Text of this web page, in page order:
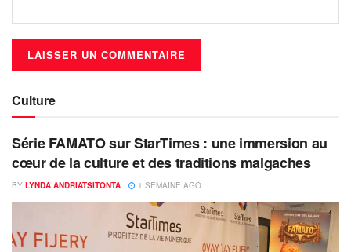
Culture
Série FAMATO sur StarTimes : une immersion au
cœur de la culture et des traditions malgaches
BY LYNDA ANDRIATSITONTA 1 SEMAINE AGO